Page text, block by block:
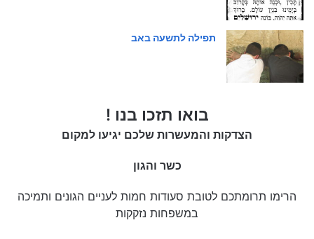
תפילה לתשעה באב
בואו תזכו בנו !
הצדקות והמעשרות שלכם יגיעו למקום
כשר והגון
הרימו תרומתכם לטובת סעודות חמות לעניים הגונים ותמיכה
במשפחות נזקקות